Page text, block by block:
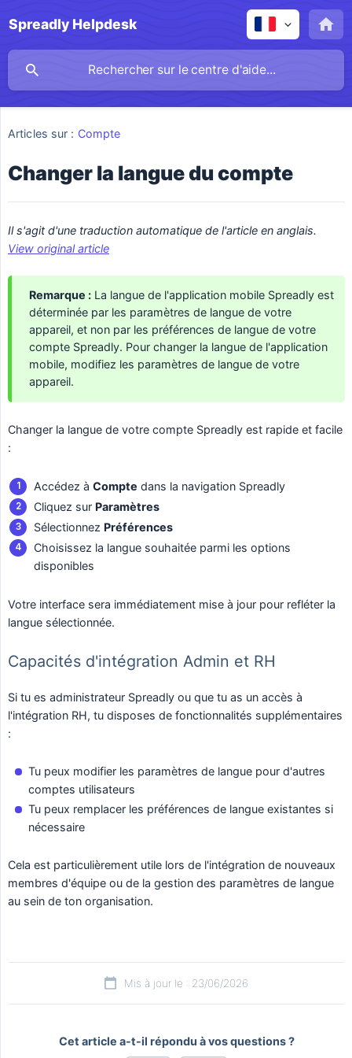
Spreadly Helpdesk
Articles sur : Compte
Changer la langue du compte
View original article
Remarque : La langue de l'application mobile Spreadly est
déterminée par les paramètres de langue de votre
appareil, et non par les préférences de langue de votre
compte Spreadly. Pour changer la langue de l'application
mobile, modifiez les paramètres de langue de votre
appareil.
Changer la langue de votre compte Spreadly est rapide et facile
:
Accédez à Compte dans la navigation Spreadly
Cliquez sur Paramètres
Sélectionnez Préférences
Choisissez la langue souhaitée parmi les options
disponibles
Votre interface sera immédiatement mise à jour pour refléter la
langue sélectionnée.
Capacités d'intégration Admin et RH
Si tu es administrateur Spreadly ou que tu as un accès à
l'intégration RH, tu disposes de fonctionnalités supplémentaires
:
Tu peux modifier les paramètres de langue pour d'autres
comptes utilisateurs
Tu peux remplacer les préférences de langue existantes si
nécessaire
Cela est particulièrement utile lors de l'intégration de nouveaux
membres d'équipe ou de la gestion des paramètres de langue
au sein de ton organisation.
Mis à jour le : 23/06/2026
Cet article a-t-il répondu à vos questions ?